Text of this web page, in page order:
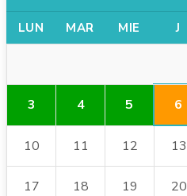
LUN MAR MIE J
3 4 5 6
10 11 12 13
17 18 19 20